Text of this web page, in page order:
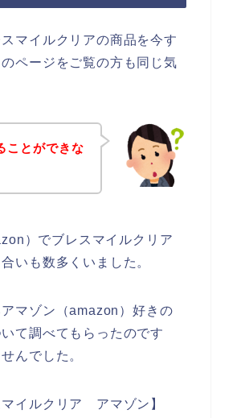
マイルクリアの商品を今す
ページをご覧の方も同じ気
ことができな
）でブレスマイルクリア
いも数多くいました。
マゾン（amazon）好きの
て調べてもらったのです
んでした。
イルクリア アマゾン】